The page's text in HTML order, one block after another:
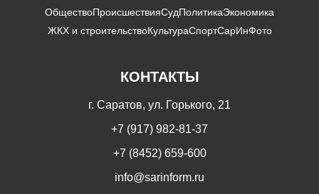
ОбществоПроисшествияСудПолитикаЭкономика
ЖКХ и строительствоКультураСпортСарИнФото
КОНТАКТЫ
г. Саратов, ул. Горького, 21
+7 (917) 982-81-37
+7 (8452) 659-600
info@sarinform.ru